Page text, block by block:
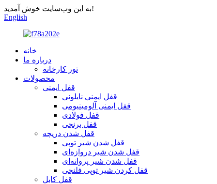
به این وب‌سایت خوش آمدید!
English
خانه
درباره ما
تور کارخانه
محصولات
قفل ایمنی
قفل ایمنی نایلونی
قفل ایمنی آلومینیومی
قفل فولادی
قفل برنجی
قفل شدن دریچه
قفل شدن شیر توپی
قفل شدن شیر دروازه‌ای
قفل شدن شیر پروانه‌ای
قفل کردن شیر توپی فلنجی
قفل کابل